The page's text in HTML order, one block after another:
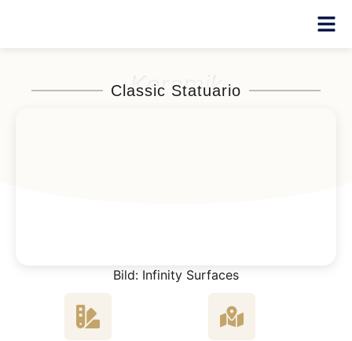
Keramik
Classic Statuario
Bild: Infinity Surfaces